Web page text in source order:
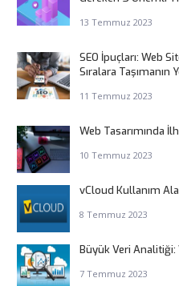
13 Temmuz 2023
SEO İpuçları: Web
Sıralara Taşımanın
11 Temmuz 2023
Web Tasarımında
10 Temmuz 2023
vCloud Kullanım
8 Temmuz 2023
Büyük Veri
7 Temmuz 2023